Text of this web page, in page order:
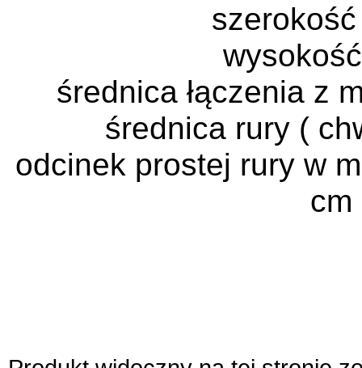
średnica łączenia z
średnica rury (
odcinek prostej rury w
cm